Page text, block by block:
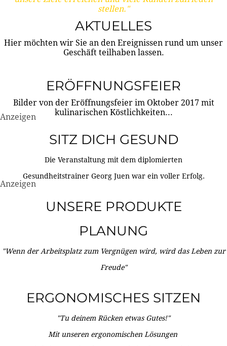
stellen."
AKTUELLES
Hier möchten wir Sie an den Ereignissen rund um unser
Geschäft teilhaben lassen.
ERÖFFNUNGSFEIER
Bilder von der Eröffnungsfeier im Oktober 2017 mit
kulinarischen Köstlichkeiten...
Anzeigen
SITZ DICH GESUND
Die Veranstaltung mit dem diplomierten
Gesundheitstrainer Georg Juen war ein voller Erfolg.
Anzeigen
UNSERE PRODUKTE
PLANUNG
"Wenn der Arbeitsplatz zum Vergnügen wird, wird das Leben zur
Freude"
ERGONOMISCHES SITZEN
"Tu deinem Rücken etwas Gutes!"
Mit unseren ergonomischen Lösungen